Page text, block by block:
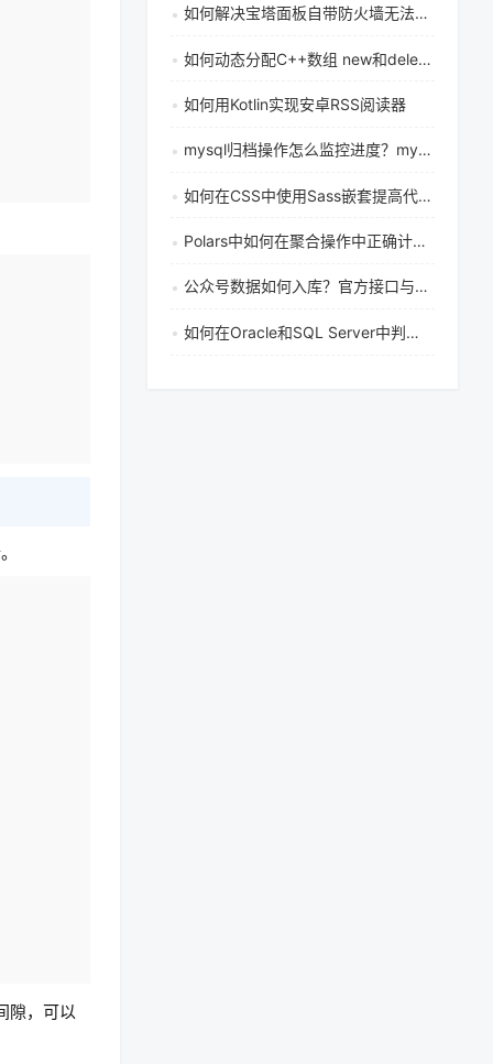
隙，可以
如何解决宝塔面板自带防火墙无法启动问题并卸载冲突的系统firewalld服务
如何动态分配C++数组 new和delete操作符的正确用法
如何用Kotlin实现安卓RSS阅读器
mysql归档操作怎么监控进度？mysql实时监控归档操作进度的实现方法
如何在CSS中使用Sass嵌套提高代码可读性
Polars中如何在聚合操作中正确计算众数（mode）
公众号数据如何入库？官方接口与数据库备份、恢复完整操作指南
如何在Oracle和SQL Server中判断字段是否为null